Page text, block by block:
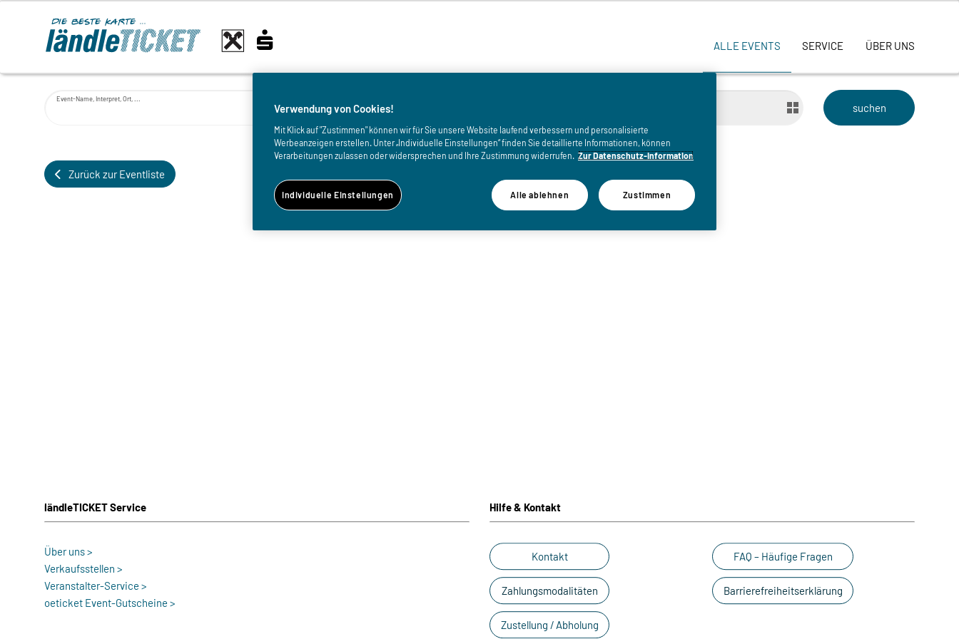
ALLE EVENTS SERVICE ÜBER UNS
Event-Name, Interpret, Ort, ...
Zurück zur Eventliste
ländleTICKET Service
Über uns >
Verkaufsstellen >
Veranstalter-Service >
oeticket Event-Gutscheine >
Hilfe & Kontakt
Kontakt
Zahlungsmodalitäten
Zustellung / Abholung
FAQ – Häufige Fragen
Barrierefreiheitserklärung
Verwendung von Cookies!
Mit Klick auf "Zustimmen" können wir für Sie unsere Website laufend verbessern und personalisierte
Werbeanzeigen erstellen. Unter „Individuelle Einstellungen“ finden Sie detaillierte Informationen, können
Verarbeitungen zulassen oder widersprechen und Ihre Zustimmung widerrufen. Zur Datenschutz-Information
Alle ablehnen Zustimmen
Individuelle Einstellungen